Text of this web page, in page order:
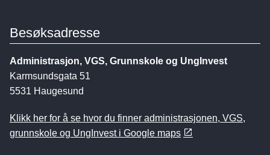
Besøksadresse
Administrasjon, VGS, Grunnskole og UngInvest
Karmsundsgata 51
5531 Haugesund
Klikk her for å se hvor du finner administrasjonen, VGS,
grunnskole og UngInvest i Google maps